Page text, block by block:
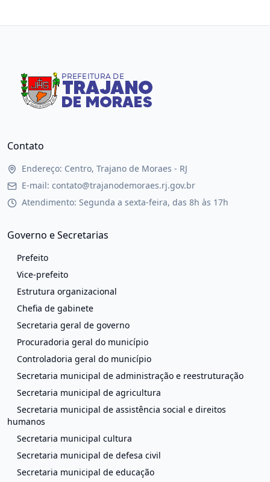
Contato
Endereço: Centro, Trajano de Moraes - RJ
E-mail: contato@trajanodemoraes.rj.gov.br
Atendimento: Segunda a sexta-feira, das 8h às 17h
Governo e Secretarias
Prefeito
Vice-prefeito
Estrutura organizacional
Chefia de gabinete
Secretaria geral de governo
Procuradoria geral do município
Controladoria geral do município
Secretaria municipal de administração e reestruturação
Secretaria municipal de agricultura
Secretaria municipal de assistência social e direitos
humanos
Secretaria municipal cultura
Secretaria municipal de defesa civil
Secretaria municipal de educação